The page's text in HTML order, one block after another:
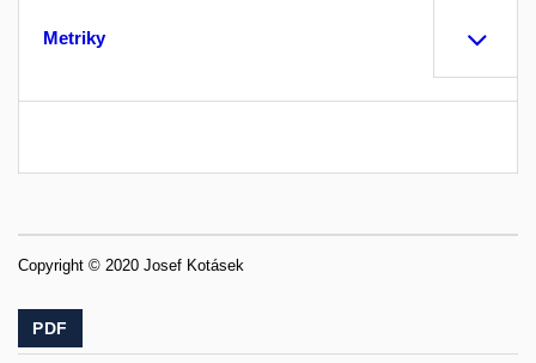
Metriky
Copyright © 2020 Josef Kotásek
PDF